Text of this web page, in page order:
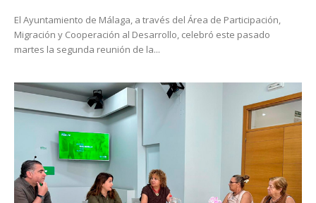
El Ayuntamiento de Málaga, a través del Área de Participación,
Migración y Cooperación al Desarrollo, celebró este pasado
martes la segunda reunión de la...